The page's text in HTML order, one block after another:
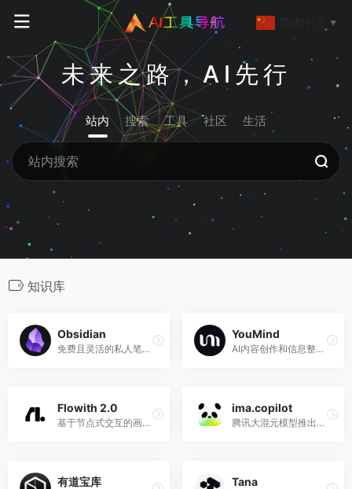
未来之路，AI先行
站内 搜索 工具 社区 生活
知识库
Obsidian
免费且灵活的私人笔记应用，你的第二大脑
YouMind
AI内容创作和信息整理平台
Flowith 2.0
基于节点式交互的画布式AI创作工具
ima.copilot
腾讯大混元模型推出的智能工作台产品，提供知识库管理、AI问答、智能写作等功能
有道宝库 Tana
▼